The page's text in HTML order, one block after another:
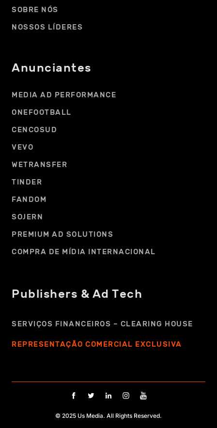
SOBRE NÓS
NOSSOS LÍDERES
Anunciantes
MEDIA AD PERFORMANCE
ONEFOOTBALL
CENCOSUD
VEVO
WETRANSFER
TINDER
FANDOM
SOJERN
PREMIUM AD SOLUTIONS
COMPRA DE MÍDIA INTERNACIONAL
Publishers & Ad Tech
SERVIÇOS FINANCEIROS – CLEARING HOUSE
REPRESENTAÇÃO COMERCIAL EXCLUSIVA
© 2025 Us Media. All Rights Reserved.